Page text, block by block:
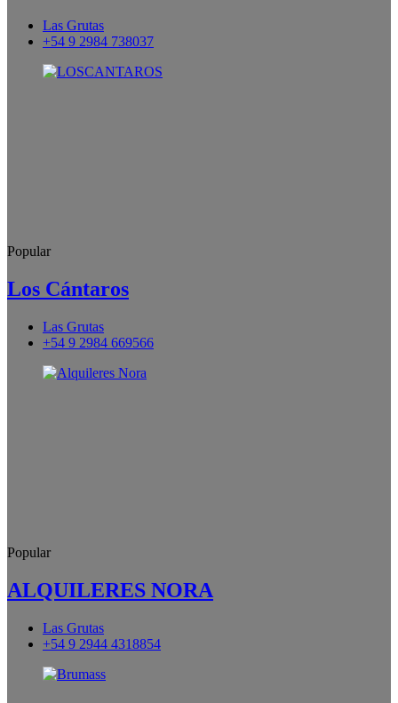
Las Grutas
+54 9 2984 738037
Popular
Los Cántaros
Las Grutas
+54 9 2984 669566
Popular
ALQUILERES NORA
Las Grutas
+54 9 2944 4318854